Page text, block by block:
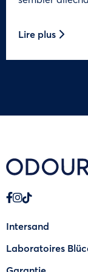
Lire plus
Intersand
Laboratoires